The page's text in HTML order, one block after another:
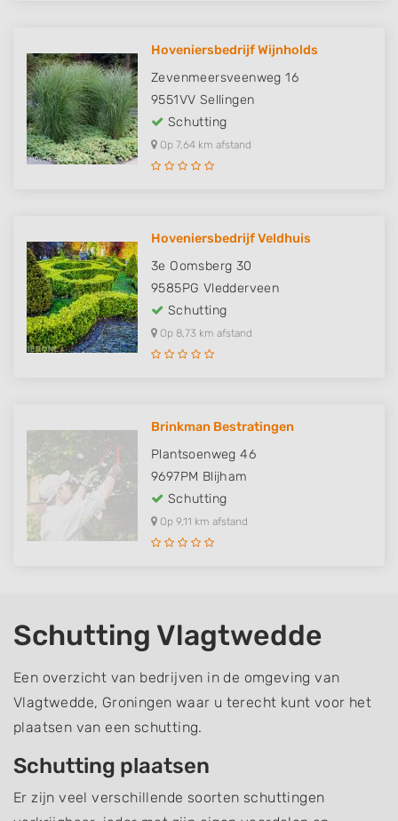
Hoveniersbedrijf Wijnholds
Zevenmeersveenweg 16
9551VV Sellingen
Schutting
Op 7,64 km afstand
Hoveniersbedrijf Veldhuis
3e Oomsberg 30
9585PG Vledderveen
Schutting
Op 8,73 km afstand
Brinkman Bestratingen
Plantsoenweg 46
9697PM Blijham
Schutting
Op 9,11 km afstand
Schutting Vlagtwedde
Een overzicht van bedrijven in de omgeving van
Vlagtwedde, Groningen waar u terecht kunt voor het
plaatsen van een schutting.
Schutting plaatsen
Er zijn veel verschillende soorten schuttingen